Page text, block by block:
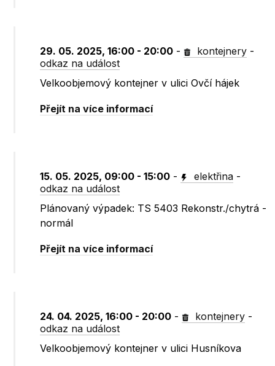
29. 05. 2025, 16:00 - 20:00 - kontejnery -
odkaz na událost
Velkoobjemový kontejner v ulici Ovčí hájek
Přejít na více informací
15. 05. 2025, 09:00 - 15:00 - elektřina -
odkaz na událost
Plánovaný výpadek: TS 5403 Rekonstr./chytrá -
normál
Přejít na více informací
24. 04. 2025, 16:00 - 20:00 - kontejnery -
odkaz na událost
Velkoobjemový kontejner v ulici Husníkova